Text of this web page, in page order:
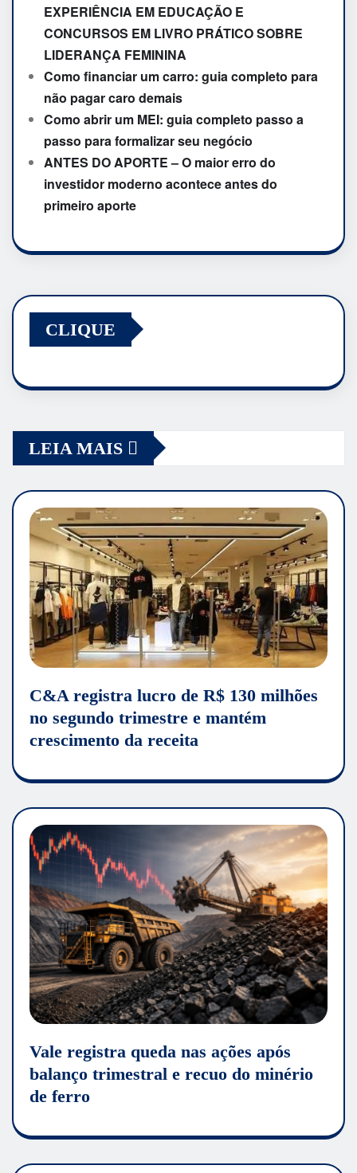
EXPERIÊNCIA EM EDUCAÇÃO E
CONCURSOS EM LIVRO PRÁTICO SOBRE
LIDERANÇA FEMININA
Como financiar um carro: guia completo para
não pagar caro demais
Como abrir um MEI: guia completo passo a
passo para formalizar seu negócio
ANTES DO APORTE – O maior erro do
investidor moderno acontece antes do
primeiro aporte
CLIQUE
LEIA MAIS
C&A registra lucro de R$ 130 milhões
no segundo trimestre e mantém
crescimento da receita
Vale registra queda nas ações após
balanço trimestral e recuo do minério
de ferro